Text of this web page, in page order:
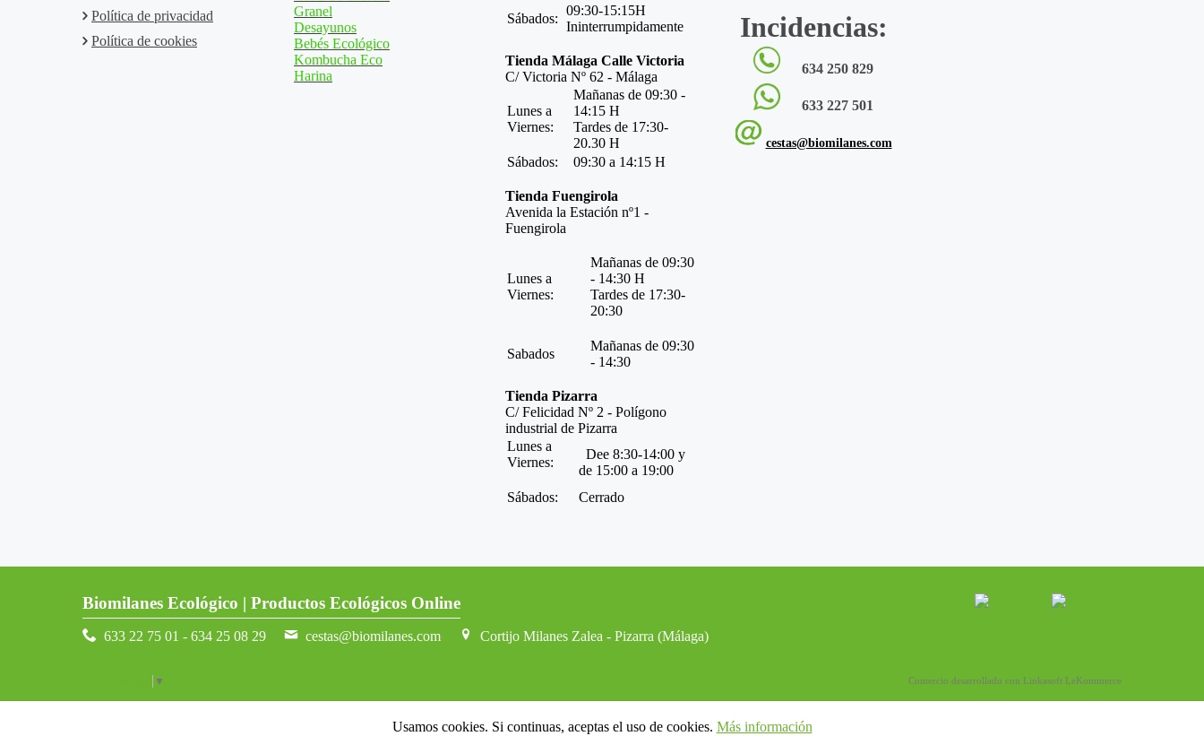
Usamos cookies. Si continuas, aceptas el uso de cookies. Más información
Política de privacidad
Política de cookies
Granel
Desayunos
Bebés Ecológico
Kombucha Eco
Harina
Sábados:
09:30-15:15H
Ininterrumpidamente
Tienda Málaga Calle Victoria
C/ Victoria Nº 62 - Málaga
Lunes a
Viernes:
Mañanas de 09:30 -
14:15 H
Tardes de 17:30-
20.30 H
Sábados:
09:30 a 14:15 H
Tienda Fuengirola
Avenida la Estación nº1 -
Fuengirola
Lunes a
Viernes:
Mañanas de 09:30
- 14:30 H
Tardes de 17:30-
20:30
Sabados
Mañanas de 09:30
- 14:30
Tienda Pizarra
C/ Felicidad Nº 2 - Polígono
industrial de Pizarra
Lunes a
Viernes:
Dee 8:30-14:00 y
de 15:00 a 19:00
Sábados:
Cerrado
Incidencias:
634 250 829
633 227 501
cestas@biomilanes.com
Biomilanes Ecológico | Productos Ecológicos Online
633 22 75 01 - 634 25 08 29 cestas@biomilanes.com Cortijo Milanes Zalea - Pizarra (Málaga)
▼ Comercio desarrollado con Linkasoft LeKommerce